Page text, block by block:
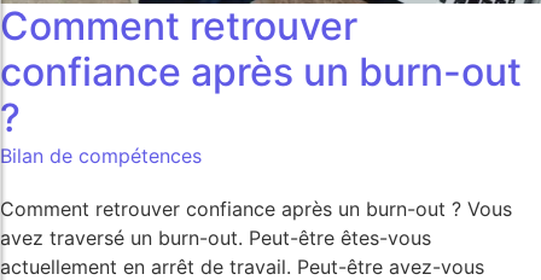
Comment retrouver
confiance après un burn-out
?
Bilan de compétences
Comment retrouver confiance après un burn-out ? Vous
avez traversé un burn-out. Peut-être êtes-vous
actuellement en arrêt de travail. Peut-être avez-vous